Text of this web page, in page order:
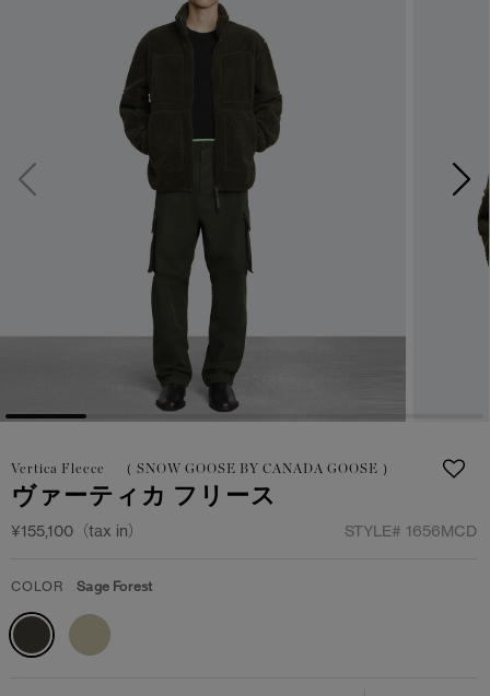
スプリングコレクション
FW26コレクション
サマー 26 コレクション
サマー 26 コレクションLOOK
日本限定モデル
スノーグース
メイドインジャパンTシャツ
アウターウェア
アパレル
アクセサリー
フットウェア
コレクション
FW26コレクション
サマー 26 コレクション
サマー 26 コレクションLOOK
日本限定モデル
スノーグース
メイドインジャパンTシャツ
アウターウェア
アパレル
アクセサリー
フットウェア
コレクション
ユース（6＋歳)
コレクション
CANADA GOOSE Generationsは、アウター
ウェアの下取り・再販を通じて、長く愛される製
品の価値を受け継いでいきます。
アーカイブの希少なピースもご覧いただけます。
詳しく見る
下取り申請
Vertica Fleece （ SNOW GOOSE BY CANADA GOOSE ）
ヴァーティカ フリース
¥155,100（tax in） STYLE# 1656MCD
COLOR Sage Forest